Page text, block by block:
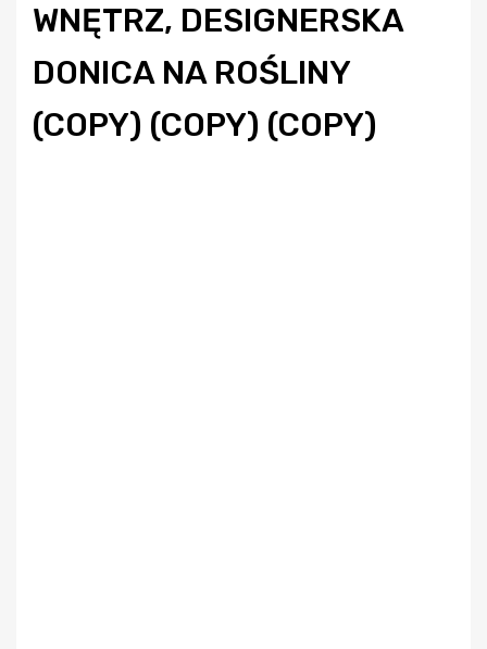
WNĘTRZ, DESIGNERSKA
DONICA NA ROŚLINY
(COPY) (COPY) (COPY)